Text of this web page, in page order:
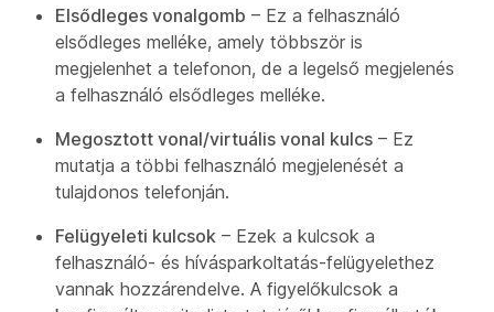
Elsődleges vonalgomb – Ez a felhasználó
elsődleges melléke, amely többször is
megjelenhet a telefonon, de a legelső megjelenés
a felhasználó elsődleges melléke.
Megosztott vonal/virtuális vonal kulcs – Ez
mutatja a többi felhasználó megjelenését a
tulajdonos telefonján.
Felügyeleti kulcsok – Ezek a kulcsok a
felhasználó- és hívásparkoltatás-felügyelethez
vannak hozzárendelve. A figyelőkulcsok a